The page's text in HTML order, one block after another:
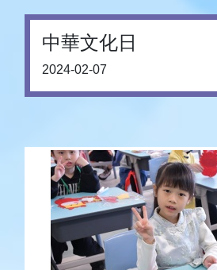
中華文化日
2024-02-07